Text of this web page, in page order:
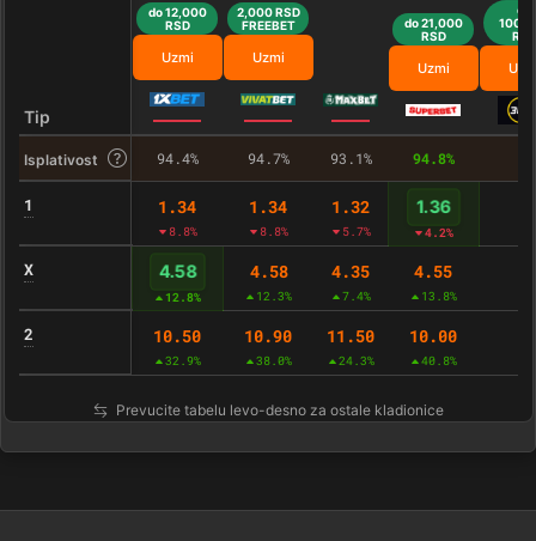
Tip
do 12,000
RSD
Uzmi
2,000 RSD
FREEBET
Uzmi
do 21,000
RSD
Uzmi
do
RSD
Isplativost 94.4% 94.7% 93.1% 94.8%
1 1.34
8.8%
1.34
8.8%
1.32
5.7%
1.36
4.2%
X 4.58
12.8%
4.58
12.3%
4.35
7.4%
4.55
13.8%
2 10.50
32.9%
10.90
38.0%
11.50
24.3%
10.00
40.8%
Prevucite tabelu levo-desno za ostale kladionice